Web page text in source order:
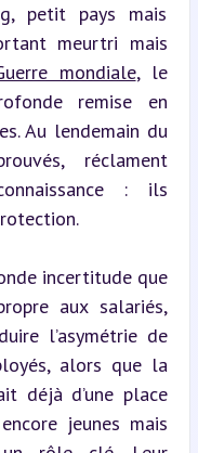
petit pays mais
meurtri mais
mondiale, le
remise en
Au lendemain du
réclament
: ils
incertitude que
aux salariés,
l’asymétrie de
alors que la
déjà d’une place
jeunes mais